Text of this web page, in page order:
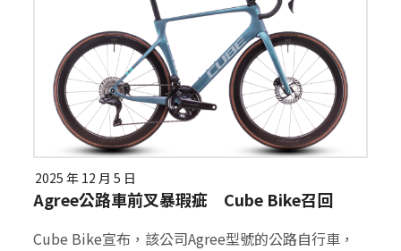
2025 年 12 月 5 日
Agree公路車前叉暴瑕疵 Cube Bike召回
Cube Bike宣布，該公司Agree型號的公路自行車，